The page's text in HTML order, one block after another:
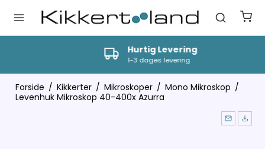
Hurtig Levering
1-3 dages levering
Forside / Kikkerter / Mikroskoper / Mono Mikroskop /
Levenhuk Mikroskop 40-400x Azurra